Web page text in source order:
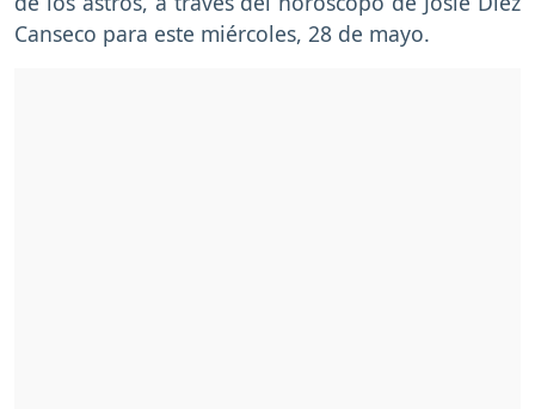
Canseco para este miércoles, 28 de mayo.